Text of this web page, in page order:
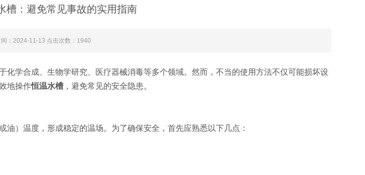
槽：避免常见事故的实用指南
间：2024-11-13 点击次数：1940
学合成、生物学研究、医疗器械消毒等多个领域。然而，不当的使用方法不仅可能损坏设
地操作恒温水槽 ，避免常见的安全隐患。
）温度，形成稳定的温场。为了确保安全，首先应熟悉以下几点：